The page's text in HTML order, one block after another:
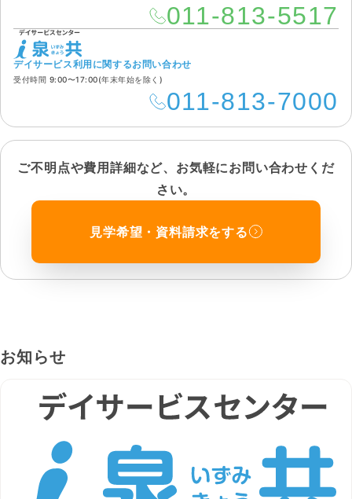
011-813-5517
デイサービス利用に関するお問い合わせ
受付時間 9:00〜17:00(年末年始を除く)
011-813-7000
ご不明点や費用詳細など、お気軽にお問い合わせくだ
さい。
見学希望・資料請求をする
お知らせ